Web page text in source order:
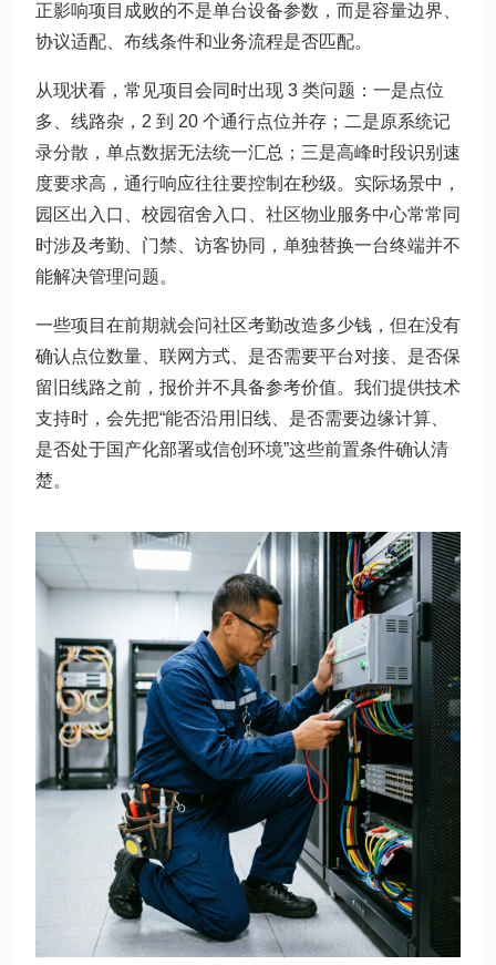
正影响项目成败的不是单台设备参数，而是容量边界、
协议适配、布线条件和业务流程是否匹配。
从现状看，常见项目会同时出现 3 类问题：一是点位
多、线路杂，2 到 20 个通行点位并存；二是原系统记
录分散，单点数据无法统一汇总；三是高峰时段识别速
度要求高，通行响应往往要控制在秒级。实际场景中，
园区出入口、校园宿舍入口、社区物业服务中心常常同
时涉及考勤、门禁、访客协同，单独替换一台终端并不
能解决管理问题。
一些项目在前期就会问社区考勤改造多少钱，但在没有
确认点位数量、联网方式、是否需要平台对接、是否保
留旧线路之前，报价并不具备参考价值。我们提供技术
支持时，会先把“能否沿用旧线、是否需要边缘计算、
是否处于国产化部署或信创环境”这些前置条件确认清
楚。